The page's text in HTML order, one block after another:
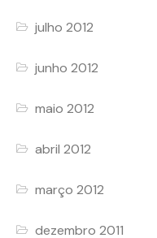
julho 2012
junho 2012
maio 2012
abril 2012
março 2012
dezembro 2011